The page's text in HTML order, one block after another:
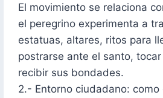
El movimiento se relaciona
el peregrino experimenta a
estatuas, altares, ritos para
postrarse ante el santo,
recibir sus bondades.
2.- Entorno ciudadano: como